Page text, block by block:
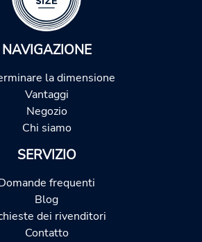
NAVIGAZIONE
la dimensione
Vantaggi
Negozio
Chi siamo
SERVIZIO
frequenti
Blog
dei rivenditori
Contatto